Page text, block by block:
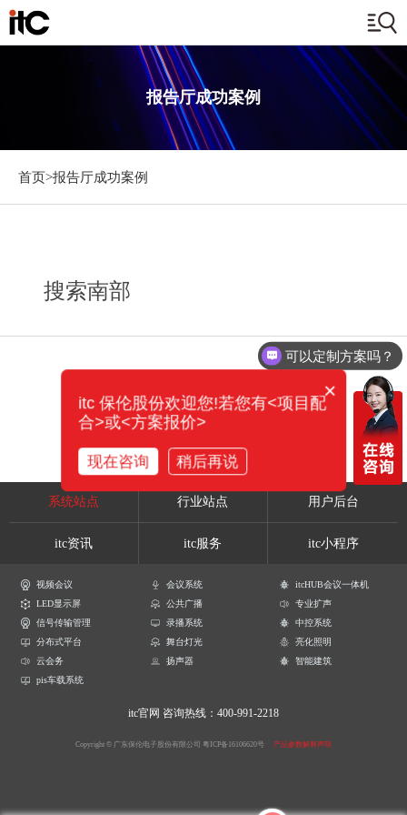
报告厅成功案例
首页>报告厅成功案例
搜索南部
系统站点 行业站点 用户后台
itc资讯 itc服务 itc小程序
视频会议 会议系统
itcHUB会议一体机
LED显示屏
公共广播
专业扩声
信号传输管理
录播系统
中控系统
分布式平台
舞台灯光
亮化照明
云会务
扬声器
智能建筑
pis车载系统
itc官网 咨询热线：400-991-2218
Copyright © 广东保伦电子股份有限公司 粤ICP备16106620号 产品参数解释声明
可以定制方案吗？
×
itc 保伦股份欢迎您!若您有<项目配
合>或<方案报价>
现在咨询 稍后再说